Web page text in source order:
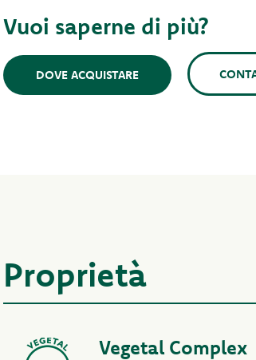
Vuoi saperne di più?
DOVE ACQUISTARE
Proprietà
Vegetal Complex